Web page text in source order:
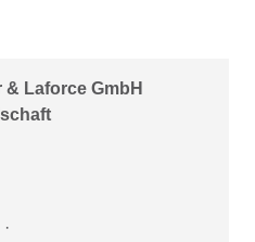
& Laforce GmbH
·